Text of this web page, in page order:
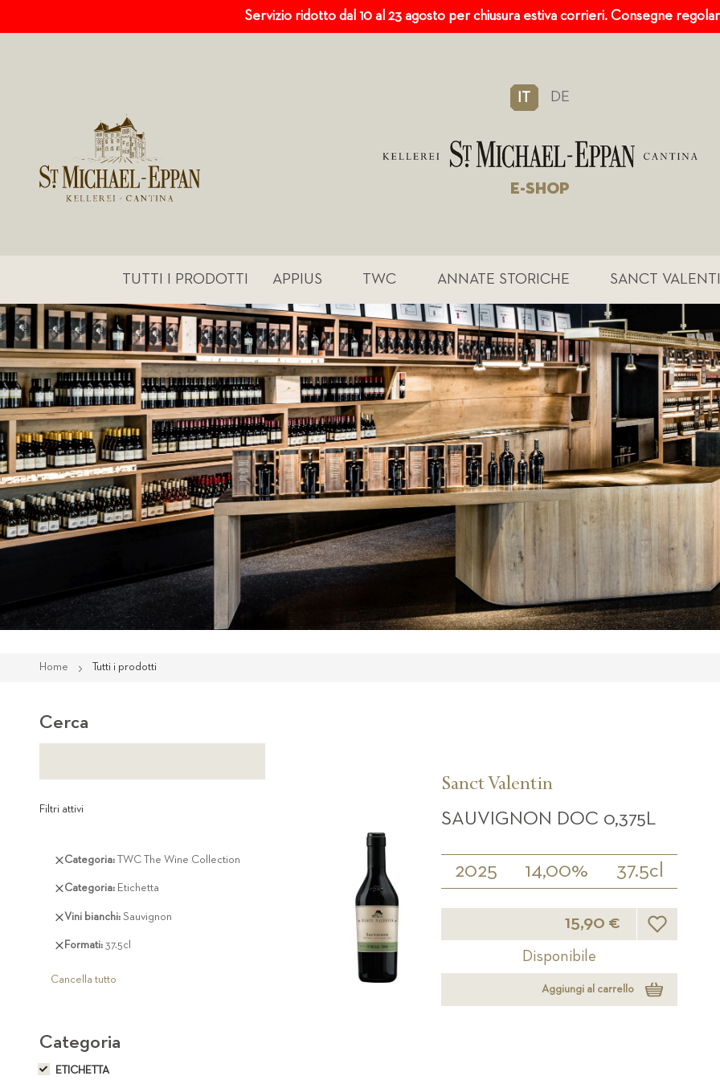
Servizio ridotto dal 10 al 23 agosto per chiusura estiva corrieri. Consegne
IT DE
E-SHOP
TUTTI I PRODOTTI APPIUS TWC ANNATE STORICHE SANCT
Home Tutti i prodotti
Sanct Valentin
SAUVIGNON DOC 0,375L
2025 14,00% 37.5cl
15,90 €
Disponibile
Aggiungi al carrello
Cerca
Filtri attivi
Categoria TWC The Wine Collection
Rimuovi
articolo
Categoria Etichetta
Rimuovi
articolo
Vini bianchi Sauvignon
Rimuovi
articolo
Formati 37.5cl
Rimuovi
articolo
Cancella tutto
Categoria
ETICHETTA